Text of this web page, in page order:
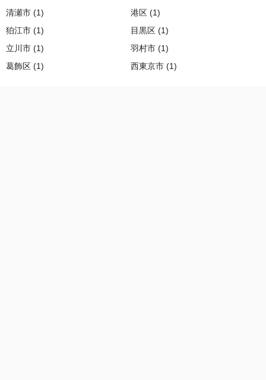
清瀬市 (1) 港区 (1)
狛江市 (1) 目黒区 (1)
立川市 (1) 羽村市 (1)
葛飾区 (1) 西東京市 (1)